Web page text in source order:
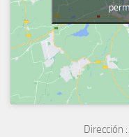
Dirección :